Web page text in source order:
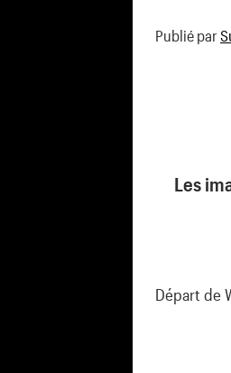
Publié par
Les
Départ de